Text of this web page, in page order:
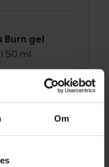
Om
Burn gel
50 ml
kr